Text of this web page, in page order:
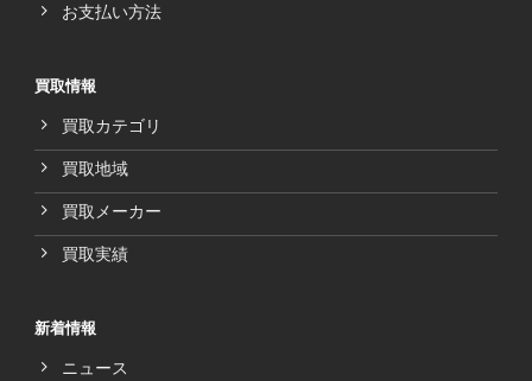
お支払い方法
買取情報
買取カテゴリ
買取地域
買取メーカー
買取実績
新着情報
ニュース